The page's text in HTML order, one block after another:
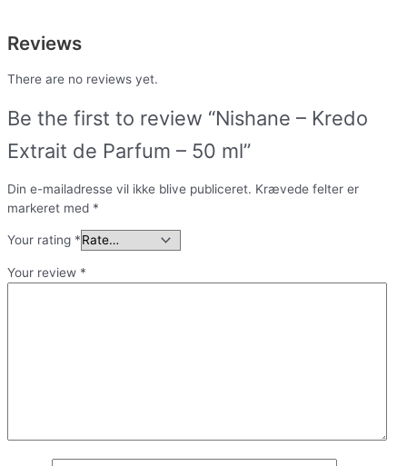
Reviews
There are no reviews yet.
Be the first to review “Nishane – Kredo
Extrait de Parfum – 50 ml”
Din e-mailadresse vil ikke blive publiceret. Krævede felter er
markeret med *
Your rating *
Your review *